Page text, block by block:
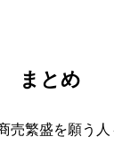
まとめ
売繁盛を願う